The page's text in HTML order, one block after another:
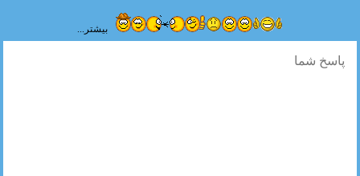
بیشتر...